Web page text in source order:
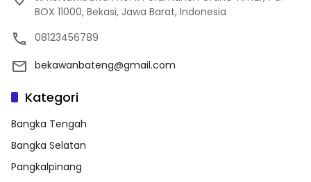
BOX 11000, Bekasi, Jawa Barat, Indonesia
08123456789
bekawanbateng@gmail.com
Kategori
Bangka Tengah
Bangka Selatan
Pangkalpinang